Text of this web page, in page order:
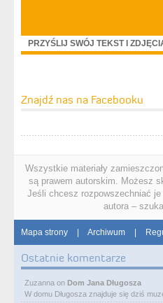
PRZYŚLIJ SWÓJ TEKST I
Znajdź nas na Facebooku
Wszystkie materiały
są prawem autorskim. Możesz
Jeśli chcesz rozpowszechniać
autora –
Mapa strony | Archiwum |
Ostatnie komentarze
Zuzanna on Dom Jana Długosza
W domu Długosza znajduje się dziś